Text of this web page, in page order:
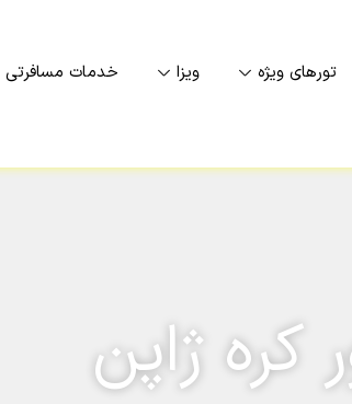
تورهای ویژه ویزا خدمات مسافرتی
کره ژاپن